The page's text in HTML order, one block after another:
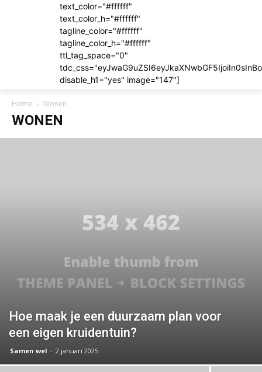
text_color="#ffffff"
text_color_h="#ffffff"
tagline_color="#ffffff"
tagline_color_h="#ffffff"
ttl_tag_space="0"
disable_h1="yes" image="147"]
Home Wonen
WONEN
Hoe maak je een duurzaam plan voor
een eigen kruidentuin?
Samen wel - 2 januari 2025